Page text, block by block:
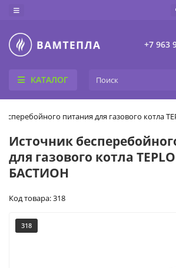
+7 963
КАТАЛОГ
питания для газового котла
Источник
для газового котла
БАСТИОН
Код товара: 318
318